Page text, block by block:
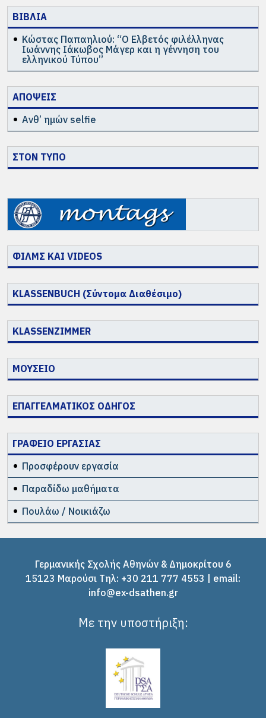
ΒΙΒΛΙΑ
Κώστας Παπαηλιού: “Ο Ελβετός φιλέλληνας
Ιωάννης Ιάκωβος Μάγερ και η γέννηση του
ελληνικού Τύπου”
ΑΠΟΨΕΙΣ
Ανθ’ ημών selfie
ΣΤΟΝ ΤΥΠΟ
ΦΙΛΜΣ ΚΑΙ VIDEOS
KLASSENBUCH (Σύντομα Διαθέσιμο)
KLASSENZIMMER
ΜΟΥΣΕΙΟ
ΕΠΑΓΓΕΛΜΑΤΙΚΟΣ ΟΔΗΓΟΣ
ΓΡΑΦΕΙΟ ΕΡΓΑΣΙΑΣ
Προσφέρουν εργασία
Παραδίδω μαθήματα
Πουλάω / Νοικιάζω
Γερμανικής Σχολής Αθηνών & Δημοκρίτου 6
15123 Μαρούσι Tηλ: +30 211 777 4553 | email:
info@ex-dsathen.gr
Με την υποστήριξη: